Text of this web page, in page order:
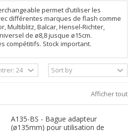
permet d’utiliser les
différentes marques de flash comme
Multiblitz, Balcar, Hensel-Richter,
de ø8,8 jusque ø15cm.
compétitifs. Stock important.
Afficher tout
A135-BS - Bague adapteur
(ø135mm) pour utilisation de